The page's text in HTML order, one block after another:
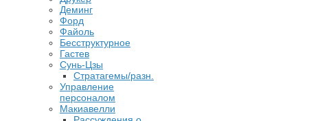
Деминг
Форд
Файоль
Бесструктурное
Гастев
Сунь-Цзы
Стратагемы/разн.
Управление
персоналом
Макиавелли